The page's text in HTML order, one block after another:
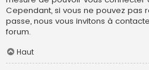
Cependant, si vous ne pouvez pas
passe, nous vous invitons à
forum.
Haut